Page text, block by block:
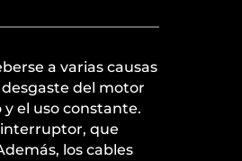
a varias causas
desgaste del motor
el uso constante.
que
los cables